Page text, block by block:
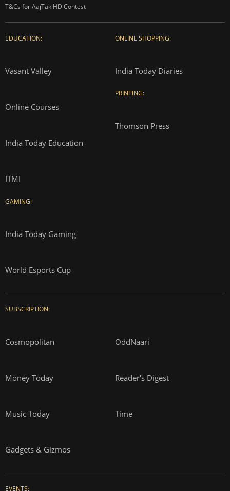
T&Cs for AajTak HD Contest
EDUCATION:
Vasant Valley
Online Courses
India Today Education
ITMI
GAMING:
India Today Gaming
World Esports Cup
ONLINE SHOPPING:
India Today Diaries
PRINTING:
Thomson Press
SUBSCRIPTION:
Cosmopolitan OddNaari
Money Today Reader's Digest
Music Today Time
Gadgets & Gizmos
EVENTS: